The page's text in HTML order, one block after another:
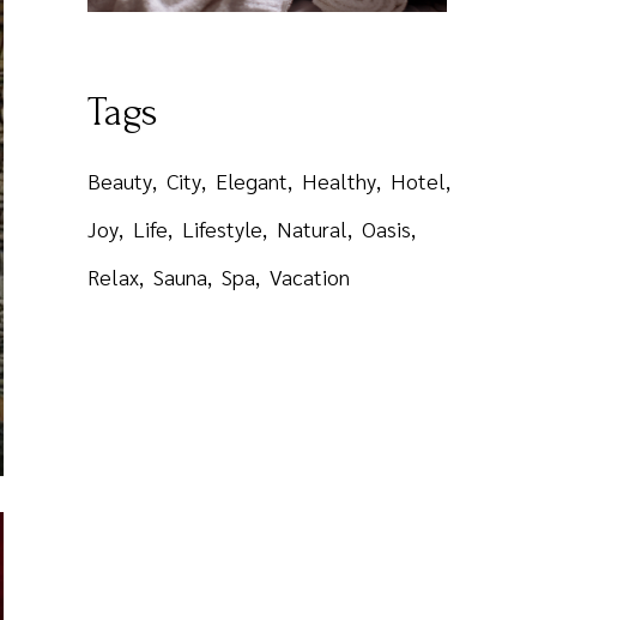
Tags
Beauty City Elegant Healthy Hotel
Joy Life Lifestyle Natural
Oasis
Relax Sauna Spa Vacation